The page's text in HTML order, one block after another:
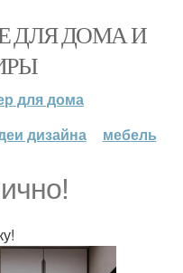
ДЛЯ ДОМА И
для дома
дизайна мебель